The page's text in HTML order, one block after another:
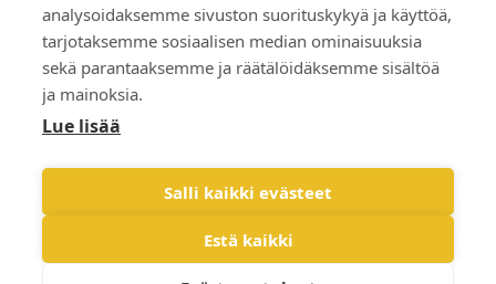
analysoidaksemme sivuston suorituskykyä ja käyttöä,
tarjotaksemme sosiaalisen median ominaisuuksia
sekä parantaaksemme ja räätälöidäksemme sisältöä
ja mainoksia.
Lue lisää
Salli kaikki evästeet
Estä kaikki
Tarkemmat yhteystiedot